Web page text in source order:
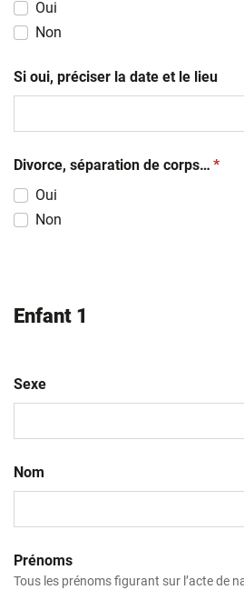
Oui
Non
Si oui, préciser la date et le lieu
Divorce, séparation de corps… *
Oui
Non
Enfant 1
Sexe
Nom
Prénoms
Tous les prénoms figurant sur l’acte de